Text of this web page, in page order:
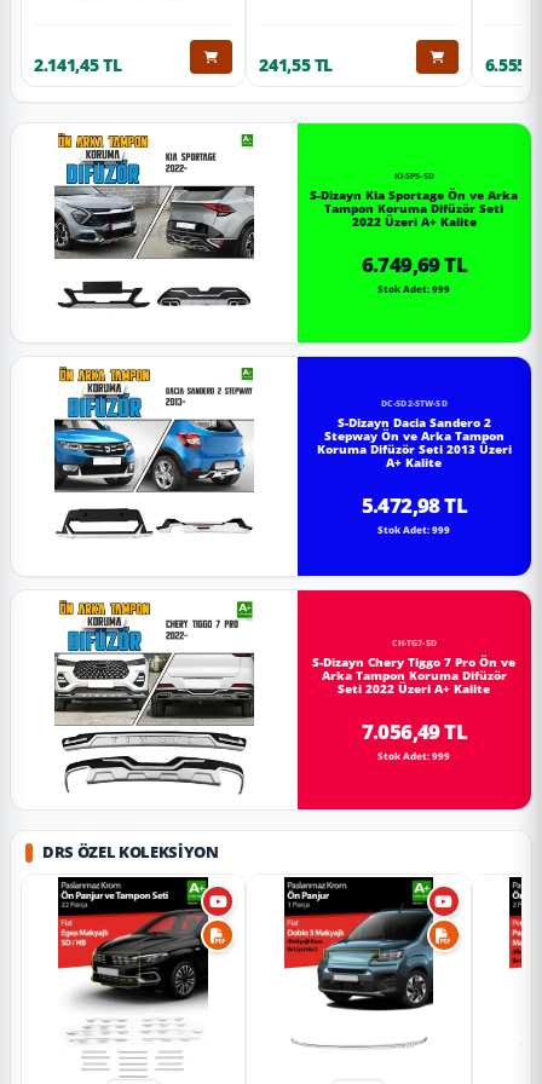
2.141,45 TL 241,55 TL
KI-SP5-SD
S-Dizayn Kia Sportage Ön ve Arka
Tampon Koruma Difüzör Seti
2022 Üzeri A+ Kalite
6.749,69 TL
Stok Adet: 999
DC-SD2-STW-SD
S-Dizayn Dacia Sandero 2
Stepway Ön ve Arka Tampon
Koruma Difüzör Seti 2013 Üzeri
A+ Kalite
5.472,98 TL
Stok Adet: 999
CH-TG7-SD
S-Dizayn Chery Tiggo 7 Pro Ön ve
Arka Tampon Koruma Difüzör
Seti 2022 Üzeri A+ Kalite
7.056,49 TL
Stok Adet: 999
DRS ÖZEL KOLEKSIYON